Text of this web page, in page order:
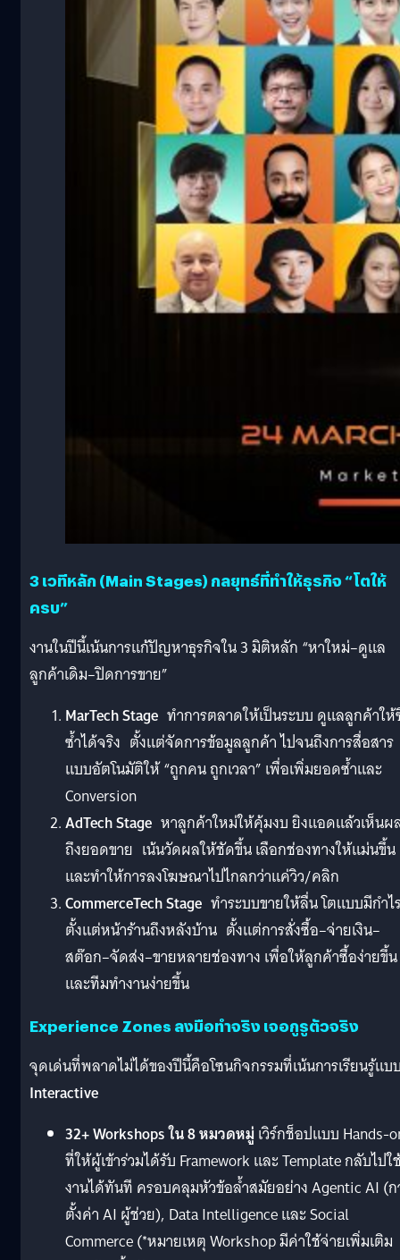
3 เวทีหลัก (Main Stages) กลยุทธ์ที่ทำให้ธุรกิจ “โตให้
ครบ”
งานในปีนี้เน้นการแก้ปัญหาธุรกิจใน 3 มิติหลัก “หาใหม่–ดูแล
ลูกค้าเดิม–ปิดการขาย”
MarTech Stage ทำการตลาดให้เป็นระบบ ดูแลลูกค้าใ
ซ้ำได้จริง ตั้งแต่จัดการข้อมูลลูกค้า ไปจนถึงการสื่อสาร
แบบอัตโนมัติให้ “ถูกคน ถูกเวลา” เพื่อเพิ่มยอดซ้ำและ
Conversion
AdTech Stage หาลูกค้าใหม่ให้คุ้มงบ ยิงแอดแล้วเห็นผ
ถึงยอดขาย เน้นวัดผลให้ชัดขึ้น เลือกช่องทางให้แม่นขึ้น
และทำให้การลงโฆษณาไปไกลกว่าแค่วิว/คลิก
CommerceTech Stage ทำระบบขายให้ลื่น โตแบบมีกำไ
ตั้งแต่หน้าร้านถึงหลังบ้าน ตั้งแต่การสั่งซื้อ–จ่ายเงิน–
สต๊อก–จัดส่ง–ขายหลายช่องทาง เพื่อให้ลูกค้าซื้อง่ายขึ้น
และทีมทำงานง่ายขึ้น
Experience Zones ลงมือทำจริง เจอกูรูตัวจริง
จุดเด่นที่พลาดไม่ได้ของปีนี้คือโซนกิจกรรมที่เน้นการเรียนรู้แบ
Interactive
32+ Workshops ใน 8 หมวดหมู่ เวิร์กช็อปแบบ Hands-
ที่ให้ผู้เข้าร่วมได้รับ Framework และ Template กลับไปใ
งานได้ทันที ครอบคลุมหัวข้อล้ำสมัยอย่าง Agentic AI (ก
ตั้งค่า AI ผู้ช่วย), Data Intelligence และ Social
Commerce (*หมายเหตุ Workshop มีค่าใช้จ่ายเพิ่มเติม